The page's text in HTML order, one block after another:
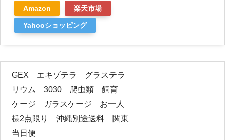
Amazon 楽天市場
Yahooショッピング
GEX エキゾテラ グラステラ
リウム 3030 爬虫類 飼育
ケージ ガラスケージ お一人
様2点限り 沖縄別途送料 関東
当日便